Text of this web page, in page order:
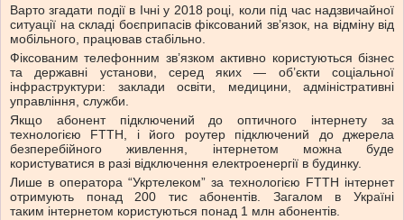
Варто згадати події в Ічні у 2018 році, коли під час надзвичайної
ситуації на складі боєприпасів фіксований зв’язок, на відміну від
мобільного, працював стабільно.
Фіксованим телефонним зв’язком активно користуються бізнес
та державні установи, серед яких — об’єкти соціальної
інфраструктури: заклади освіти, медицини, адміністративні
управління, служби.
Якщо абонент підключений до оптичного інтернету за
технологією FTTH, і його роутер підключений до джерела
безперебійного живлення, інтернетом можна буде
користуватися в разі відключення електроенергії в будинку.
Лише в оператора “Укртелеком” за технологією FTTH інтернет
отримують понад 200 тис абонентів. Загалом в Україні
таким інтернетом користуються понад 1 млн абонентів.